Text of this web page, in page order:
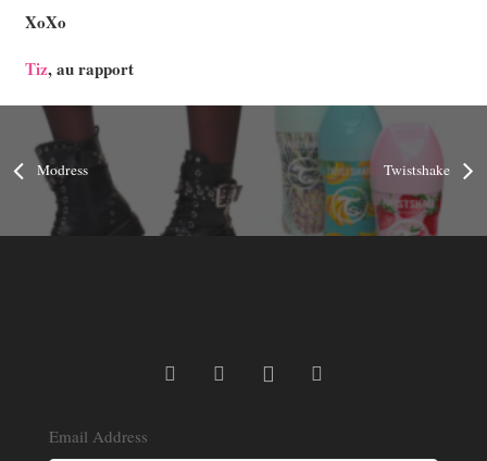
XoXo
Tiz, au rapport
Modress Twistshake
Email Address